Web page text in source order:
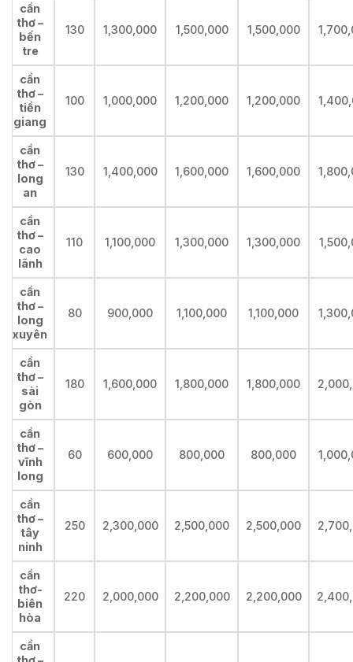
cần
thơ –
bến
tre
130 1,300,000 1,500,000 1,500,000
cần
thơ –
tiền
giang
100 1,000,000 1,200,000 1,200,000
cần
thơ –
long
an
130 1,400,000 1,600,000 1,600,000
cần
thơ –
cao
lãnh
110 1,100,000 1,300,000 1,300,000
cần
thơ –
long
xuyên
80 900,000 1,100,000 1,100,000
cần
thơ –
sài
gòn
180 1,600,000 1,800,000 1,800,000
cần
thơ –
vĩnh
long
60 600,000 800,000 800,000
cần
thơ –
tây
ninh
250 2,300,000 2,500,000 2,500,000
cần
thơ-
biên
hòa
220 2,000,000 2,200,000 2,200,000
cần